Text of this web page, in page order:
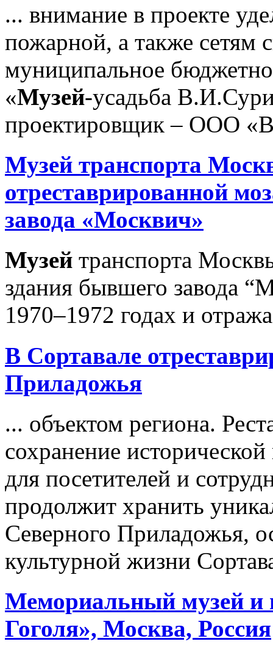
... внимание в проекте
пожарной, а также сетям
муниципальное
«Музей-усадьба
проектировщик – ООО
Музей транспорта
отреставрированной
завода «Москвич»
Музей транспорта
здания бывшего завода
1970–1972 годах и
В Сортавале
Приладожья
... объектом региона.
сохранение
для посетителей и
продолжит хранить
Северного Приладожья,
культурной жизни
Мемориальный музей и
Гоголя», Москва, Россия